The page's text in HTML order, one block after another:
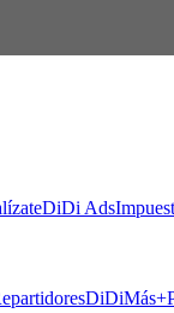
DiDi Ads
DiDiMás+